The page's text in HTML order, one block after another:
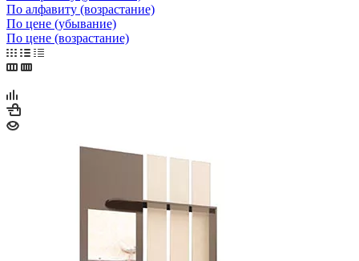
По алфавиту (возрастание)
По цене (убывание)
По цене (возрастание)